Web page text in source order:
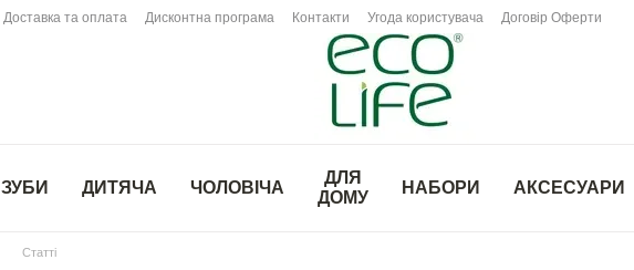
Доставка та оплата Дисконтна програма Контакти Угода користувача Договір Оферти
ЗУБИ ДИТЯЧА ЧОЛОВІЧА
ДЛЯ
ДОМУ
НАБОРИ АКСЕСУАРИ
Статті